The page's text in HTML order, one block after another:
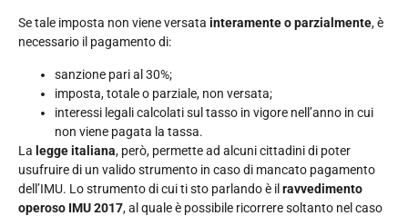
Se tale imposta non viene versata interamente o parzialmente, è
necessario il pagamento di:
sanzione pari al 30%;
imposta, totale o parziale, non versata;
interessi legali calcolati sul tasso in vigore nell’anno in cui
non viene pagata la tassa.
La legge italiana, però, permette ad alcuni cittadini di poter
usufruire di un valido strumento in caso di mancato pagamento
dell’IMU. Lo strumento di cui ti sto parlando è il ravvedimento
operoso IMU 2017, al quale è possibile ricorrere soltanto nel caso